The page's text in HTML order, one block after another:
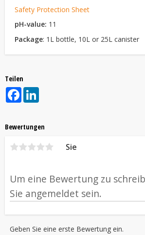
Safety Protection Sheet
pH-value: 11
Package: 1L bottle, 10L or 25L canister
Teilen
Facebook
Bewertungen
Sie
Geben Sie eine erste Bewertung ein.